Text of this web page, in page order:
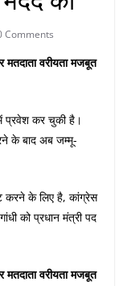
Comments
मतदाता वरीयता मजबूत
प्रवेश कर चुकी है।
के बाद अब जम्मू-
करने के लिए है, कांग्रेस
को प्रधान मंत्री पद
मतदाता वरीयता मजबूत